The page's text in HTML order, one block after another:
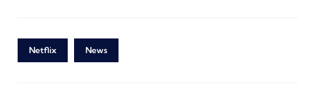
Netflix News